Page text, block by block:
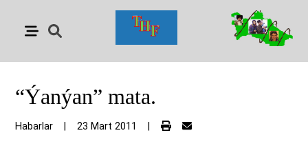
“Ýanýan” mata.
Habarlar 23 Mart 2011